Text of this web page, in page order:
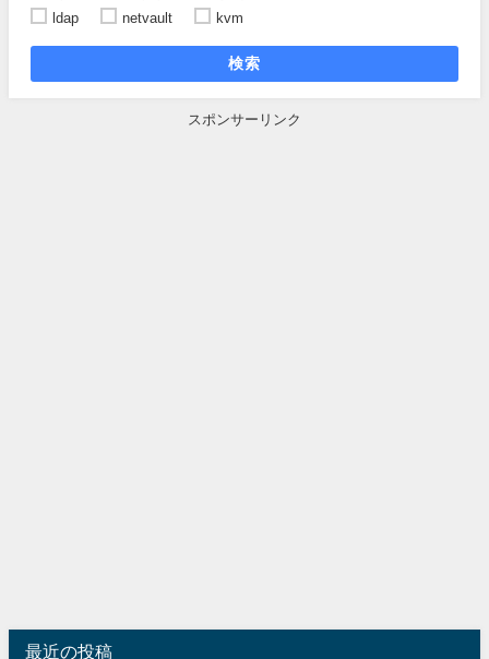
ldap
netvault kvm
検索
スポンサーリンク
最近の投稿